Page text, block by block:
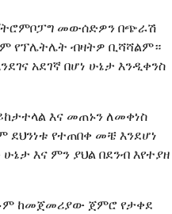
መውሰድዎን በጭራሽ
የፕሌትሌት ብዛትዎ ቢሻሻልም።
አደገኛ በሆነ ሁኔታ እንዲቀንስ
እና መጠኑን ለመቀነስ
የተጠበቀ መቼ እንደሆነ
እና ምን ያህል በደንብ እየተያዘ
ከመጀመሪያው ጀምሮ የታቀደ